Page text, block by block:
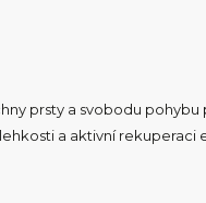
prsty a svobodu pohybu
a aktivní rekuperaci